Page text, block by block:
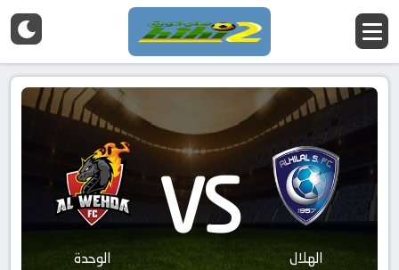
الهلال VS الوحدة